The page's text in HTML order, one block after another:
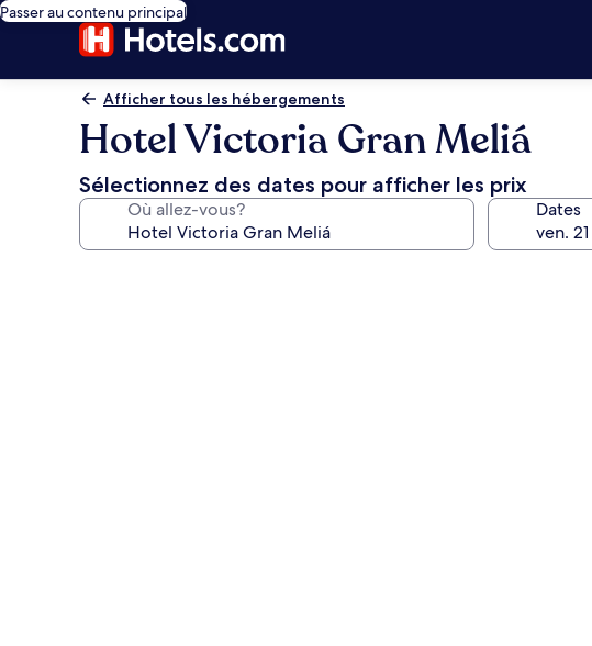
Passer au contenu principal
Afficher tous les hébergements
Hotel Victoria Gran Meliá
Sélectionnez des dates pour afficher les prix
Où allez-vous? Dates